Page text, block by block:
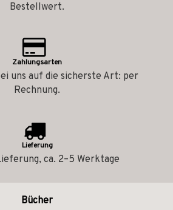
Bestellwert.
Zahlungsarten
uns auf die sicherste Art: per
Rechnung.
Lieferung
ca. 2–5 Werktage
Bücher